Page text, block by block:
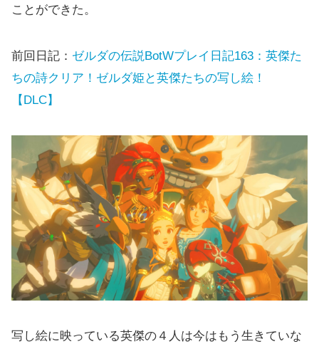
ことができた。
前回日記： ゼルダの伝説BotWプレイ日記163：英傑た
ちの詩クリア！ゼルダ姫と英傑たちの写し絵！
【DLC】
写し絵に映っている英傑の４人は今はもう生きていな